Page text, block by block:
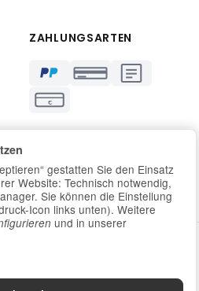
ZAHLUNGSARTEN
€
zzgl.
gestatten Sie den Einsatz
Website: Technisch notwendig,
Sie können die Einstellung
Icon links unten). Weitere
und in unserer